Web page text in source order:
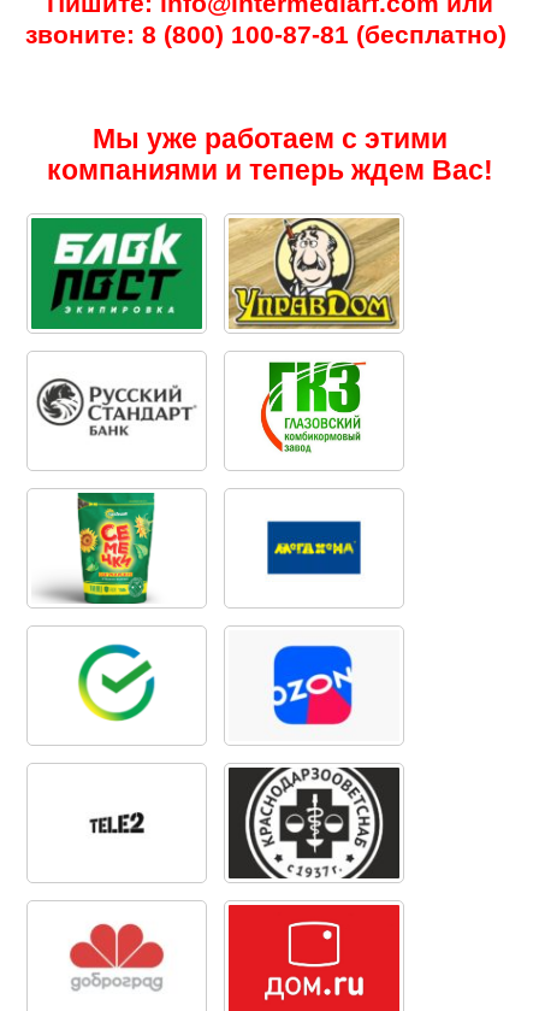
звоните: 8 (800) 100-87-81 (бесплатно)
Мы уже работаем с этими
компаниями и теперь ждем Вас!